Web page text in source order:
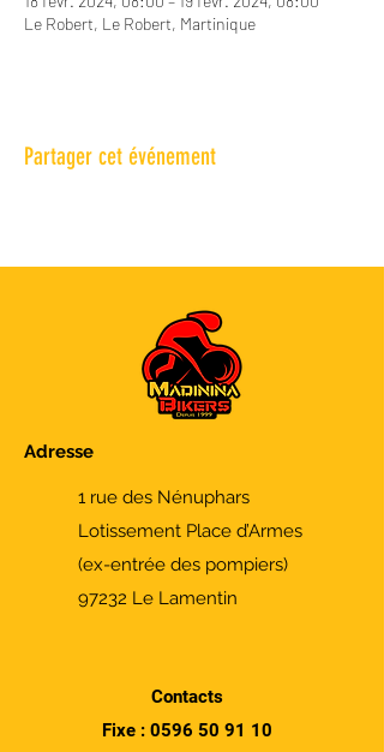
Le Robert, Le Robert, Martinique
Partager cet événement
Adresse
1 rue des Nénuphars
Lotissement Place d’Armes
(ex-entrée des pompiers)
97232 Le Lamentin
Contacts
Fixe : 0596 50 91 10